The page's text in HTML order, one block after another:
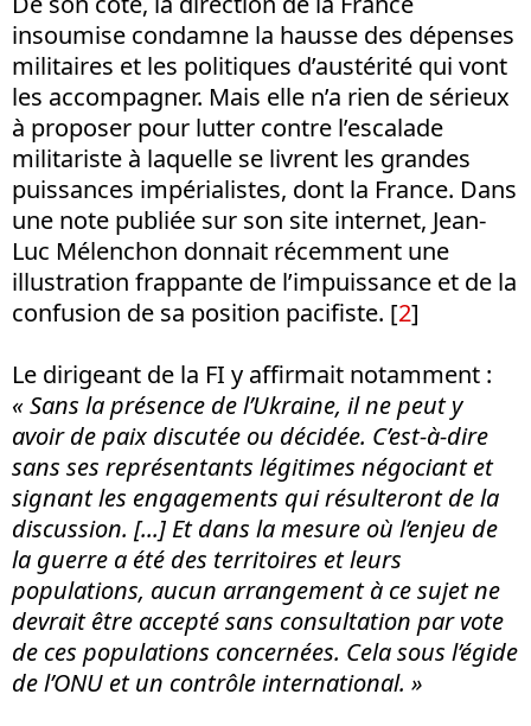
insoumise condamne la hausse des dépenses
militaires et les politiques d’austérité qui vont
les accompagner. Mais elle n’a rien de sérieux
à proposer pour lutter contre l’escalade
militariste à laquelle se livrent les grandes
puissances impérialistes, dont la France. Dans
une note publiée sur son site internet, Jean-
Luc Mélenchon donnait récemment une
illustration frappante de l’impuissance et de la
confusion de sa position pacifiste. [2]
Le dirigeant de la FI y affirmait notamment :
« Sans la présence de l’Ukraine, il ne peut y
avoir de paix discutée ou décidée. C’est-à-dire
sans ses représentants légitimes négociant et
signant les engagements qui résulteront de la
discussion. [...] Et dans la mesure où l’enjeu de
la guerre a été des territoires et leurs
populations, aucun arrangement à ce sujet ne
devrait être accepté sans consultation par vote
de ces populations concernées. Cela sous l’égide
de l’ONU et un contrôle international. »